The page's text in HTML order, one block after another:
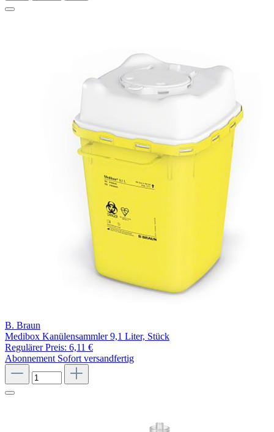
B. Braun
Medibox Kanülensammler 9,1 Liter, Stück
Regulärer Preis: 6,11 €
Abonnement Sofort versandfertig